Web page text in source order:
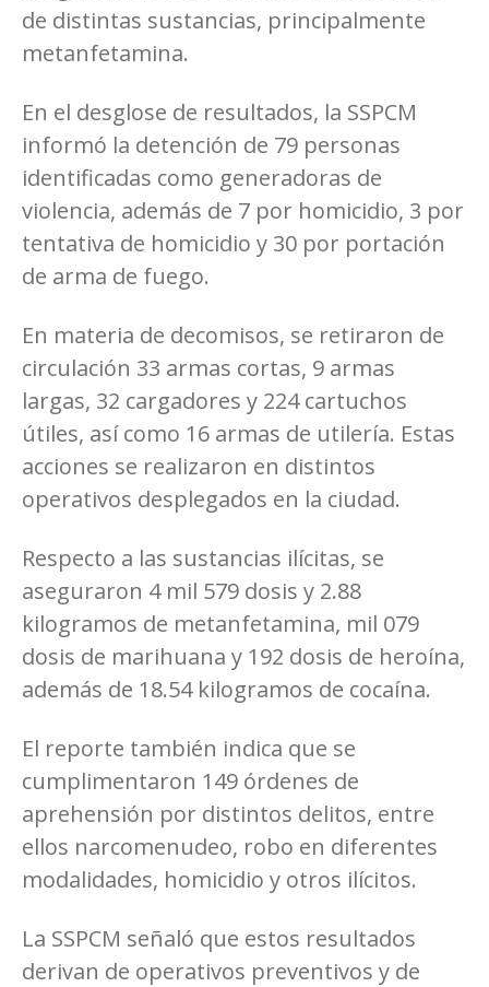
de distintas sustancias, principalmente
metanfetamina.
En el desglose de resultados, la SSPCM
informó la detención de 79 personas
identificadas como generadoras de
violencia, además de 7 por homicidio, 3 por
tentativa de homicidio y 30 por portación
de arma de fuego.
En materia de decomisos, se retiraron de
circulación 33 armas cortas, 9 armas
largas, 32 cargadores y 224 cartuchos
útiles, así como 16 armas de utilería. Estas
acciones se realizaron en distintos
operativos desplegados en la ciudad.
Respecto a las sustancias ilícitas, se
aseguraron 4 mil 579 dosis y 2.88
kilogramos de metanfetamina, mil 079
dosis de marihuana y 192 dosis de heroína,
además de 18.54 kilogramos de cocaína.
El reporte también indica que se
cumplimentaron 149 órdenes de
aprehensión por distintos delitos, entre
ellos narcomenudeo, robo en diferentes
modalidades, homicidio y otros ilícitos.
La SSPCM señaló que estos resultados
derivan de operativos preventivos y de